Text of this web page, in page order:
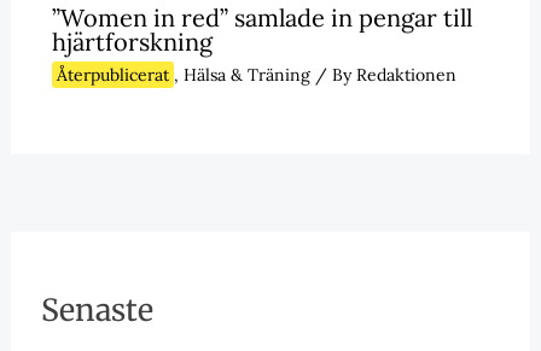
”Women in red” samlade in pengar till
hjärtforskning
Återpublicerat , Hälsa & Träning/ ByRedaktionen
Senaste